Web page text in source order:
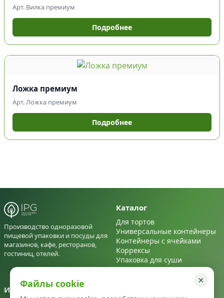
Арт. Вилка премиум
Подробнее
Ложка премиум
Арт. Ложка премиум
Подробнее
Производство одноразовой
пищевой упаковки и посуды для
магазинов, кафе, ресторанов,
гостиниц, отелей.
Каталог
Для тортов
Универсальные контейнеры
Контейнеры с ячейками
Коррексы
Упаковка для суши
Для салатов
Информация
×
Файлы cookie